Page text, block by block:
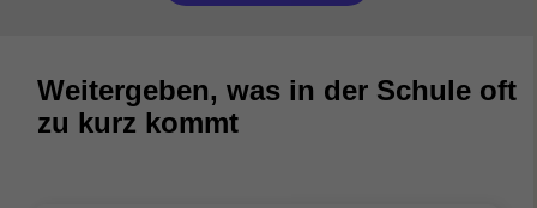
Weitergeben, was in der Schule oft
zu kurz kommt